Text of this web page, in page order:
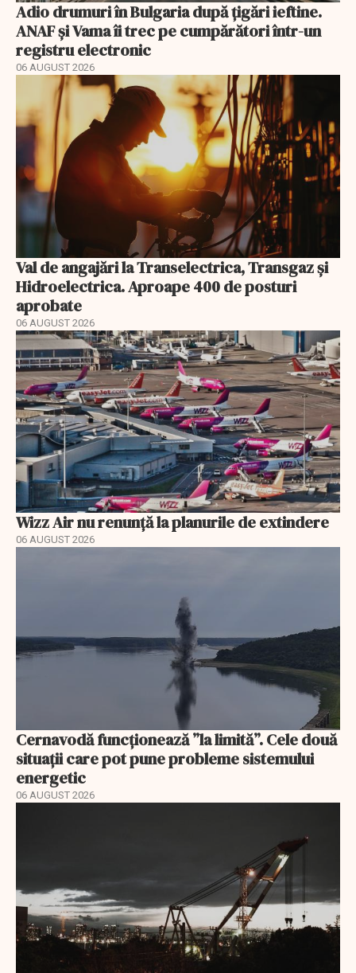
Adio drumuri în Bulgaria după țigări ieftine.
ANAF și Vama îi trec pe cumpărători într-un
registru electronic
06 AUGUST 2026
Val de angajări la Transelectrica, Transgaz și
Hidroelectrica. Aproape 400 de posturi
aprobate
06 AUGUST 2026
Wizz Air nu renunță la planurile de extindere
06 AUGUST 2026
Cernavodă funcționează ”la limită”. Cele două
situații care pot pune probleme sistemului
energetic
06 AUGUST 2026